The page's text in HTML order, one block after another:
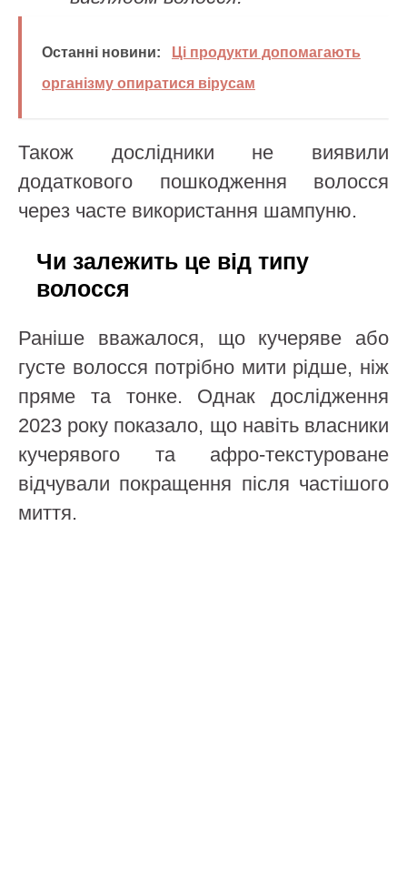
Останні новини:
Ці продукти допомагають
організму опиратися вірусам
Також дослідники не виявили
додаткового пошкодження волосся
через часте використання шампуню.
Чи залежить це від типу
волосся
Раніше вважалося, що кучеряве або
густе волосся потрібно мити рідше, ніж
пряме та тонке. Однак дослідження
2023 року показало, що навіть власники
кучерявого та афро-текстуроване
відчували покращення після частішого
миття.